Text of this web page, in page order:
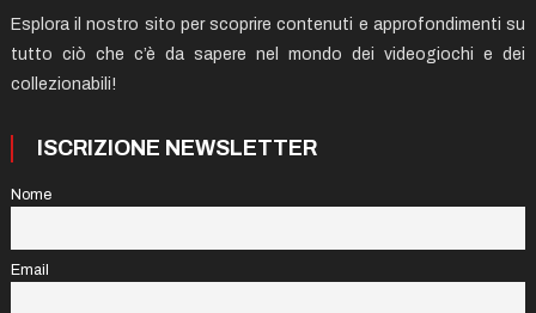
Esplora il nostro sito per scoprire contenuti e approfondimenti su
tutto ciò che c’è da sapere nel mondo dei videogiochi e dei
collezionabili!
ISCRIZIONE NEWSLETTER
Nome
Email